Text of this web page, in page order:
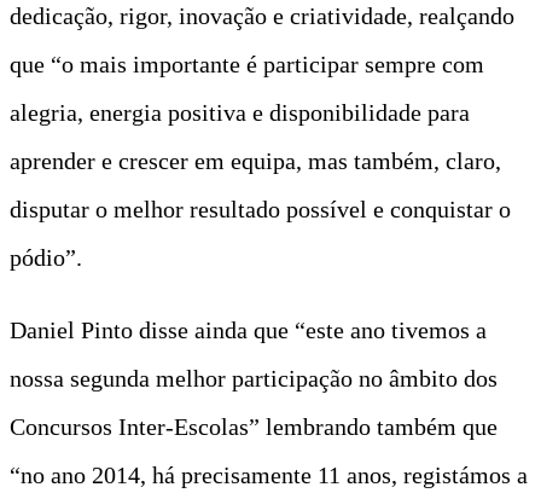
dedicação, rigor, inovação e criatividade, realçando
que “o mais importante é participar sempre com
alegria, energia positiva e disponibilidade para
aprender e crescer em equipa, mas também, claro,
disputar o melhor resultado possível e conquistar o
pódio”.
Daniel Pinto disse ainda que “este ano tivemos a
nossa segunda melhor participação no âmbito dos
Concursos Inter-Escolas” lembrando também que
“no ano 2014, há precisamente 11 anos, registámos a